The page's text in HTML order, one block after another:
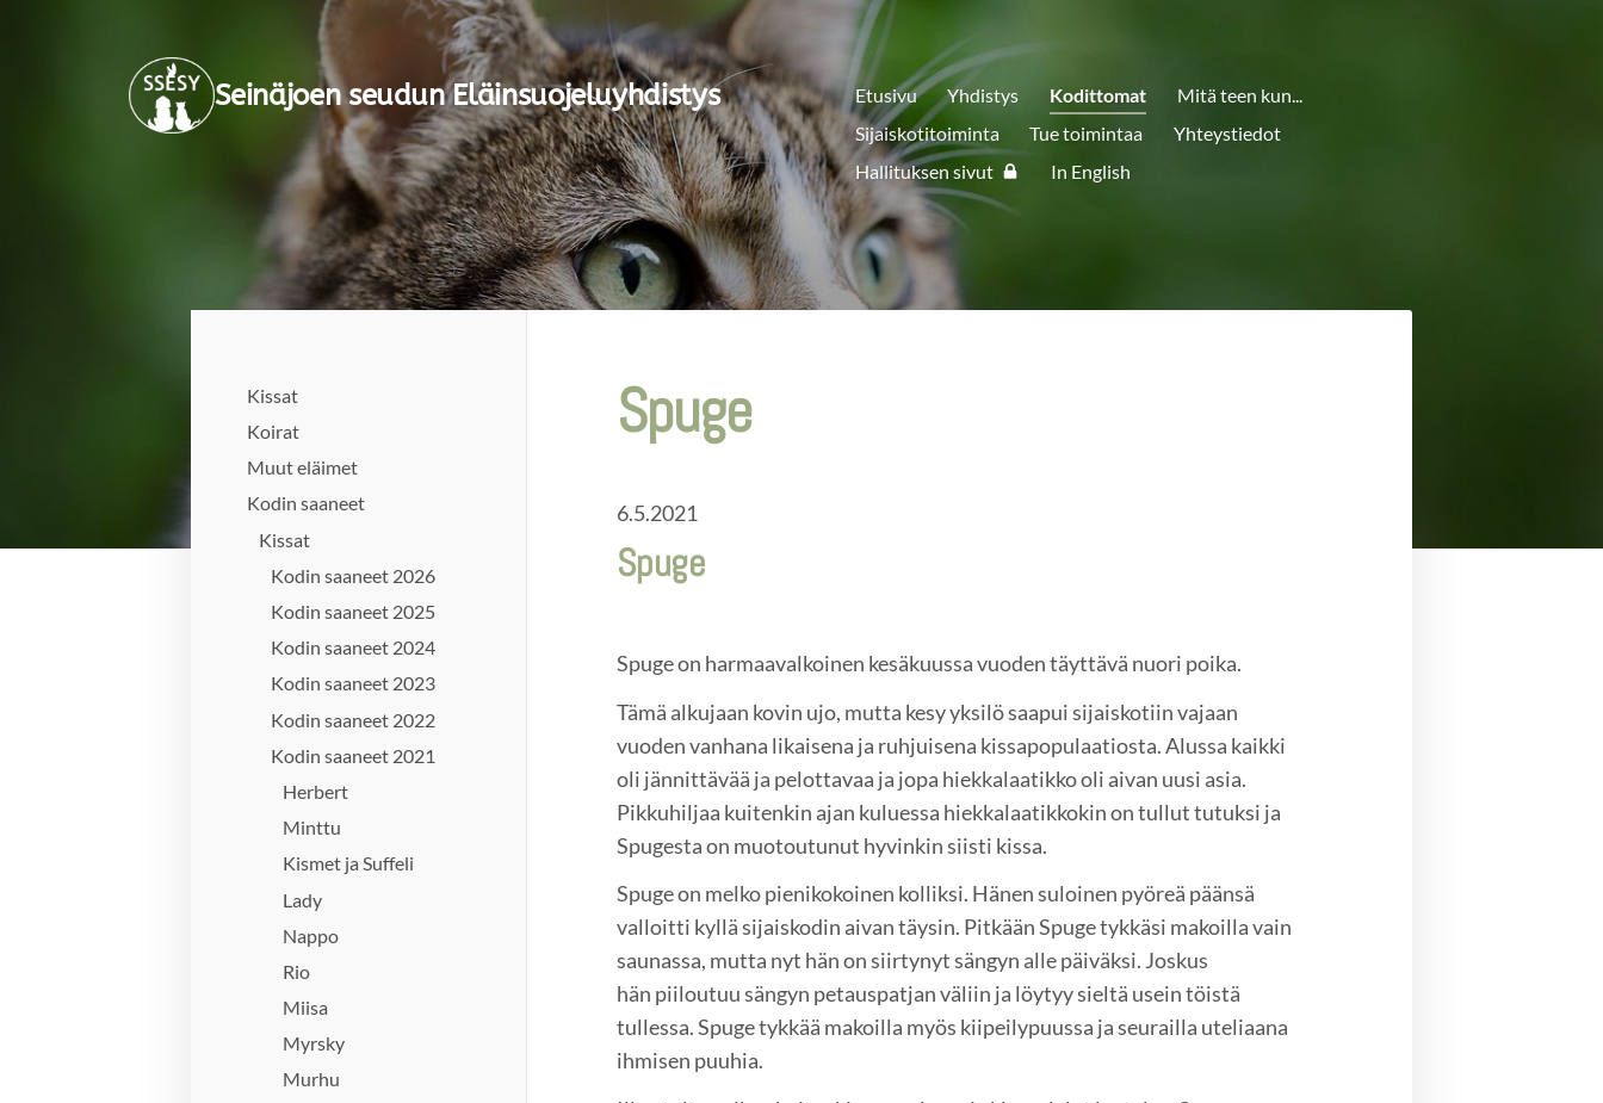
Seinäjoen seudun Eläinsuojeluyhdistys Etusivu Yhdistys Kodittomat
Mitä teen kun...
Sijaiskotitoiminta
Tue toimintaa
Yhteystiedot
Hallituksen sivut
In English
Kissat
Koirat
Muut eläimet
Kodin saaneet
Kissat
Kodin saaneet 2026
Kodin saaneet 2025
Kodin saaneet 2024
Kodin saaneet 2023
Kodin saaneet 2022
Kodin saaneet 2021
Herbert
Minttu
Kismet ja Suffeli
Lady
Nappo
Rio
Miisa
Myrsky
Murhu
Spuge
6.5.2021
Spuge
Spuge on harmaavalkoinen kesäkuussa vuoden täyttävä nuori poika.
Tämä alkujaan kovin ujo, mutta kesy yksilö saapui sijaiskotiin vajaan
vuoden vanhana likaisena ja ruhjuisena kissapopulaatiosta. Alussa kaikki
oli jännittävää ja pelottavaa ja jopa hiekkalaatikko oli aivan uusi asia.
Pikkuhiljaa kuitenkin ajan kuluessa hiekkalaatikkokin on tullut tutuksi ja
Spugesta on muotoutunut hyvinkin siisti kissa.
Spuge on melko pienikokoinen kolliksi. Hänen suloinen pyöreä päänsä
valloitti kyllä sijaiskodin aivan täysin. Pitkään Spuge tykkäsi makoilla vain
saunassa, mutta nyt hän on siirtynyt sängyn alle päiväksi. Joskus
hän piiloutuu sängyn petauspatjan väliin ja löytyy sieltä usein töistä
tullessa. Spuge tykkää makoilla myös kiipeilypuussa ja seurailla uteliaana
ihmisen puuhia.